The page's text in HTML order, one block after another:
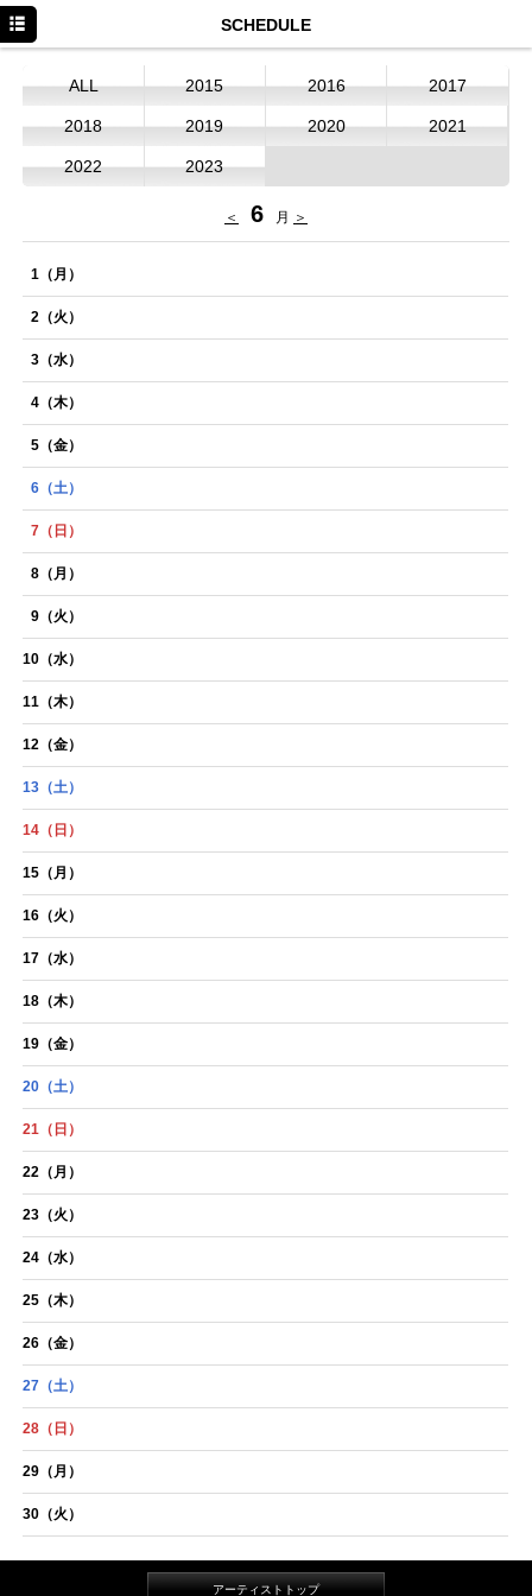
SCHEDULE
ALL 2015 2016 2017
2018 2019 2020 2021
2022 2023
＜ 6 月 ＞
1 （月）
2 （火）
3 （水）
4 （木）
5 （金）
6 （土）
7 （日）
8 （月）
9 （火）
10 （水）
11 （木）
12 （金）
13 （土）
14 （日）
15 （月）
16 （火）
17 （水）
18 （木）
19 （金）
20 （土）
21 （日）
22 （月）
23 （火）
24 （水）
25 （木）
26 （金）
27 （土）
28 （日）
29 （月）
30 （火）
アーティストトップ
DISCOGRAPHY
CONTACT
Twitter
LINE
Facebook
Instagram
YouTube
TikTok